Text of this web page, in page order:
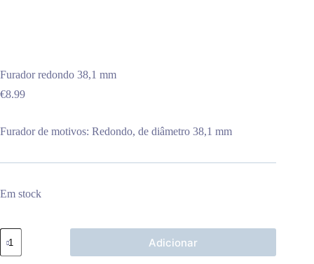
Furador redondo 38,1 mm
€8.99
Furador de motivos: Redondo, de diâmetro 38,1 mm
Em stock
Quantidade
de
Furador
Adicionar